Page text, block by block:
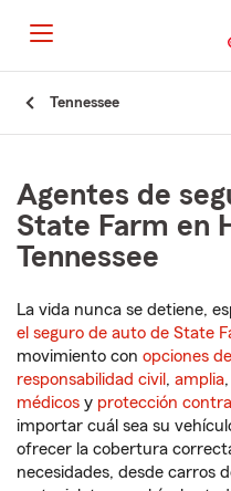
Tennessee
Agentes de
State Farm en
Tennessee
La vida nunca se detiene,
el seguro de auto de State
movimiento con opciones
responsabilidad civil , amplia,
médicos y protección
importar cuál sea su
ofrecer la cobertura
necesidades, desde carros